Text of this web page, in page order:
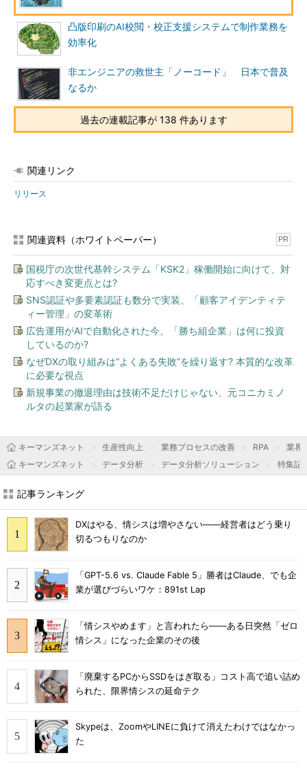
凸版印刷のAI校閲・校正支援システムで制作業務を
効率化
非エンジニアの救世主「ノーコード」 日本で普及
なるか
過去の連載記事が 138 件あります
関連リンク
リリース
関連資料（ホワイトペーパー） PR
国税庁の次世代基幹システム「KSK2」稼働開始に向けて、対
応すべき変更点とは?
SNS認証や多要素認証も数分で実装、「顧客アイデンティテ
ィー管理」の変革術
広告運用がAIで自動化された今、「勝ち組企業」は何に投資
しているのか?
なぜDXの取り組みは“よくある失敗”を繰り返す? 本質的な改革
に必要な視点
新規事業の撤退理由は技術不足だけじゃない、元コニカミノ
ルタの起業家が語る
キーマンズネット 生産性向上 業務プロセスの改善 RPA
業界
キーマンズネット
データ分析 データ分析ソリューション 特集記
記事ランキング
DXはやる、情シスは増やさない――経営者はどう乗り
切るつもりなのか
「GPT-5.6 vs. Claude Fable 5」勝者はClaude、でも企
業が選びづらいワケ：891st Lap
「情シスやめます」と言われたら――ある日突然「ゼロ
情シス」になった企業のその後
「廃棄するPCからSSDをはぎ取る」コスト高で追い詰め
られた、限界情シスの延命テク
Skypeは、ZoomやLINEに負けて消えたわけではなかっ
た